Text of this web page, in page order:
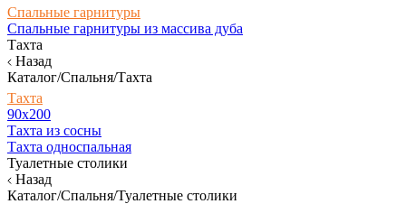
Спальные гарнитуры
Спальные гарнитуры из массива дуба
Тахта
Назад
Каталог/Спальня/Тахта
Тахта
90х200
Тахта из сосны
Тахта односпальная
Туалетные столики
Назад
Каталог/Спальня/Туалетные столики